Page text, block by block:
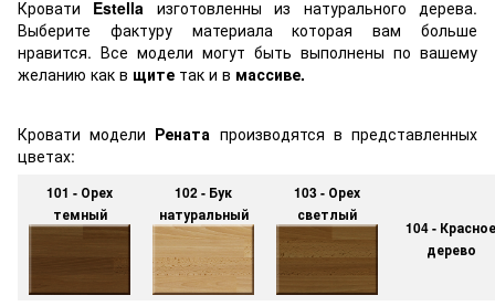
Кровати Estella изготовленны из натурального дерева.
Выберите фактуру материала которая вам больше
нравится. Все модели могут быть выполнены по вашему
желанию как в щите так и в массиве.
Кровати модели Рената производятся в представленных
цветах:
101 - Орех
темный
102 - Бук
натуральный
103 - Орех
светлый
104 - Красное
дерево